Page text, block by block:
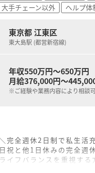
大手チェーン以外 ヘルプ体
東京都 江東区
東大島駅 (都営新宿線)
年収550万円～650万円
月給376,000円～
※ご経験や業務内容により相談可
完全週休2日制で私生活
日祝と他1日休みの完全週
ライフバランスを重視する